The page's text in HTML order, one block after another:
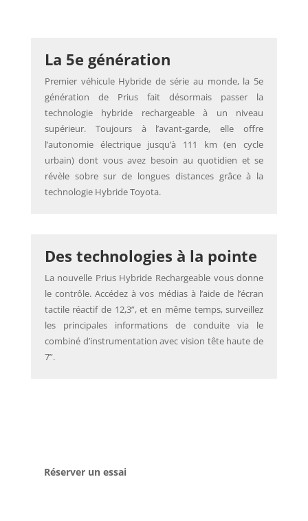
La 5e génération
Premier véhicule Hybride de série au monde, la 5e
génération de Prius fait désormais passer la
technologie hybride rechargeable à un niveau
supérieur. Toujours à l’avant-garde, elle offre
l’autonomie électrique jusqu’à 111 km (en cycle
urbain) dont vous avez besoin au quotidien et se
révèle sobre sur de longues distances grâce à la
technologie Hybride Toyota.
Des technologies à la pointe
La nouvelle Prius Hybride Rechargeable vous donne
le contrôle. Accédez à vos médias à l’aide de l’écran
tactile réactif de 12,3”, et en même temps, surveillez
les principales informations de conduite via le
combiné d’instrumentation avec vision tête haute de
7”.
Réserver un essai